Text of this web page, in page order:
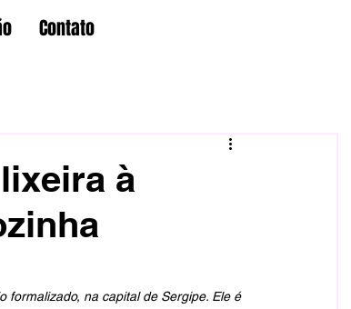
Contato
à
formalizado, na capital de Sergipe. Ele é